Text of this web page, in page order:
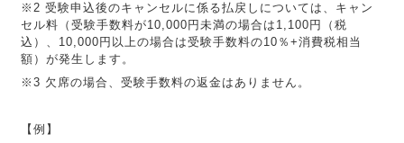
※2 受験申込後のキャンセルに係る払戻しについては、キャン
セル料（受験手数料が10,000円未満の場合は1,100円（税
込）、10,000円以上の場合は受験手数料の10％+消費税相当
額）が発生します。
※3 欠席の場合、受験手数料の返金はありません。
【例】